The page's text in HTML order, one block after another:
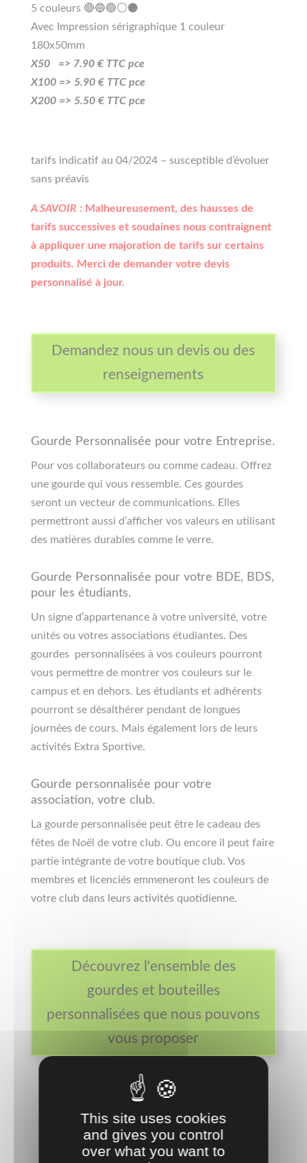
5 couleurs 🔴🔵🟢⚪⚫
Avec Impression sérigraphique 1 couleur
180x50mm
X50 => 7.90 € TTC pce
X100 => 5.90 € TTC pce
X200 => 5.50 € TTC pce
tarifs indicatif au 04/2024 – susceptible d’évoluer
sans préavis
A SAVOIR :Malheureusement, des hausses de
tarifs successives et soudaines nous contraignent
à appliquer une majoration de tarifs sur certains
produits. Merci de demander votre devis
personnalisé à jour.
Demandez nous un devis ou des
renseignements
Gourde Personnalisée pour votre Entreprise.
Pour vos collaborateurs ou comme cadeau. Offrez
une gourde qui vous ressemble. Ces gourdes
seront un vecteur de communications. Elles
permettront aussi d’afficher vos valeurs en utilisant
des matières durables comme le verre.
Gourde Personnalisée pour votre BDE, BDS,
pour les étudiants.
Un signe d’appartenance à votre université, votre
unités ou votres associations étudiantes. Des
gourdes personnalisées à vos couleurs pourront
vous permettre de montrer vos couleurs sur le
campus et en dehors. Les étudiants et adhérents
pourront se désalthérer pendant de longues
journées de cours. Mais également lors de leurs
activités Extra Sportive.
Gourde personnalisée pour votre
association, votre club.
La gourde personnalisée peut être le cadeau des
fêtes de Noël de votre club. Ou encore il peut faire
partie intégrante de votre boutique club. Vos
membres et licenciés emmeneront les couleurs de
votre club dans leurs activités quotidienne.
Découvrez l'ensemble des
gourdes et bouteilles
personnalisées que nous pouvons
vous proposer
This site uses cookies
and gives you control
over what you want to